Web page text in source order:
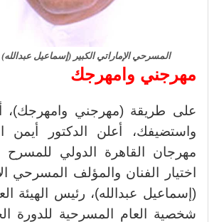
المسرحي الإماراتي الكبير (إسماعيل
مهرجني وامهرجك
على طريقة (مهرجني وامهرجك)،
واستضيفك، أعلن الدكتور أيمن
مهرجان القاهرة الدولي للمسرح
اختيار الفنان والمؤلف المسرحي
(إسماعيل عبدالله)، رئيس الهيئة
شخصية العام المسرحية للدورة